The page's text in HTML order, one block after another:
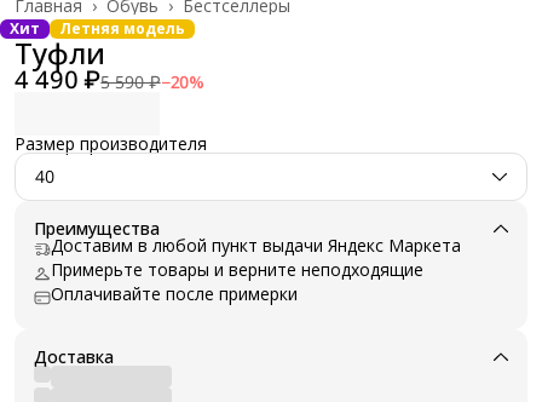
Бестселлеры
Обувь ›
Главная ›
Хит Летняя модель
Туфли
4 490 ₽5 590 ₽−20%
Размер производителя
40
Преимущества
Доставим в любой пункт выдачи Яндекс Маркета
Примерьте товары и верните неподходящие
Оплачивайте после примерки
Доставка